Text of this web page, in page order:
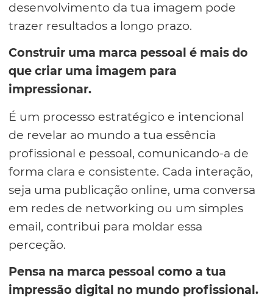
desenvolvimento da tua imagem pode
trazer resultados a longo prazo.
Construir uma marca pessoal é mais do
que criar uma imagem para
impressionar.
É um processo estratégico e intencional
de revelar ao mundo a tua essência
profissional e pessoal, comunicando-a de
forma clara e consistente. Cada interação,
seja uma publicação online, uma conversa
em redes de networking ou um simples
email, contribui para moldar essa
perceção.
Pensa na marca pessoal como a tua
impressão digital no mundo profissional.